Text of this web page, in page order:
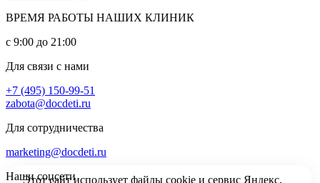
ВРЕМЯ РАБОТЫ НАШИХ КЛИНИК
с 9:00 до 21:00
Для связи с нами
+7 (495) 150-99-51
zabota@docdeti.ru
Для сотрудничества
marketing@docdeti.ru
Наши соцсети
Этот сайт использует файлы cookie и сервис Яндекс.